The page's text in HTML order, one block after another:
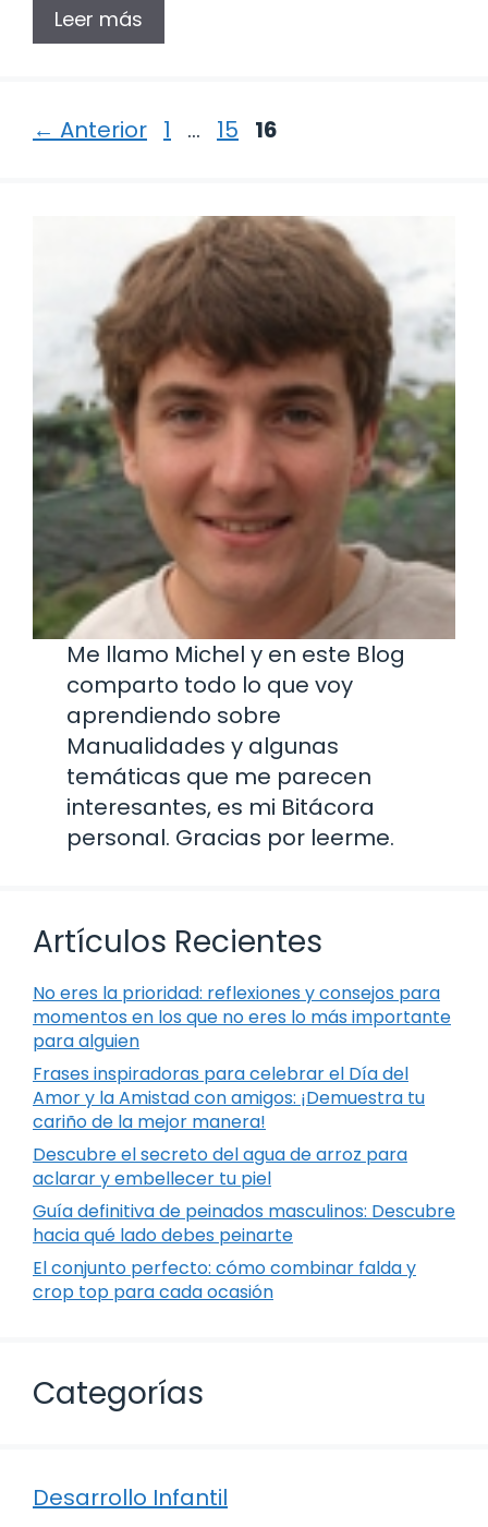
Leer más
← Anterior Página
1 … Página
15 Página
16
Me llamo Michel y en este Blog
comparto todo lo que voy
aprendiendo sobre
Manualidades y algunas
temáticas que me parecen
interesantes, es mi Bitácora
personal. Gracias por leerme.
Artículos Recientes
No eres la prioridad: reflexiones y consejos para
momentos en los que no eres lo más importante
para alguien
Frases inspiradoras para celebrar el Día del
Amor y la Amistad con amigos: ¡Demuestra tu
cariño de la mejor manera!
Descubre el secreto del agua de arroz para
aclarar y embellecer tu piel
Guía definitiva de peinados masculinos: Descubre
hacia qué lado debes peinarte
El conjunto perfecto: cómo combinar falda y
crop top para cada ocasión
Categorías
Desarrollo Infantil